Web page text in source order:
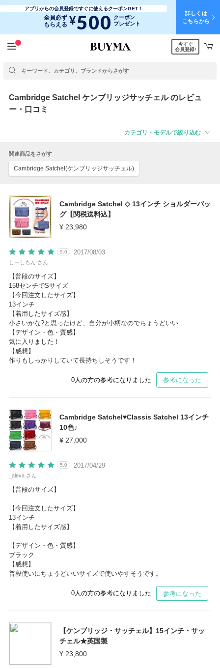
アプリからの会員登録ですぐに使えるクーポンGET！
全員必ず
もらえる ¥500 クーポン
プレゼント
詳しくは
こちらから
今すぐ
会員登録!
Cambridge Satchel ケンブリッジサッチェルのレビュ
ー・口コミ
カテゴリ・モデルで絞り込む
関連商品をさがす
Cambridge Satchel(ケンブリッジサッチェル)
Cambridge Satchel ◇ 13インチ ショルダーバッ
グ【関税送料込】
¥ 23,980
2017/08/03
5.0
しーしもん さん
【普段のサイズ】
158センチでSサイズ
【今回注文したサイズ】
13インチ
【着用したサイズ感】
小さいかな?と思ったけど、自分が小柄なのでちょうどいい
【デザイン・色・質感】
気に入りました！
【感想】
作りもしっかりしていて長持ちしそうです！
0 人の方の参考になりました 参考になった
Cambridge Satchel♥Classis Satchel 13インチ
10色♪
¥ 27,000
2017/04/29
5.0
_alexa さん
【普段のサイズ】
【今回注文したサイズ】
13インチ
【着用したサイズ感】
【デザイン・色・質感】
ブラック
【感想】
普段使いにちょうどいいサイズで使いやすそうです。
0人の方の参考になりました 参考になった
【ケンブリッジ・サッチェル】15インチ・サッ
チェル★英国製
¥ 23,800